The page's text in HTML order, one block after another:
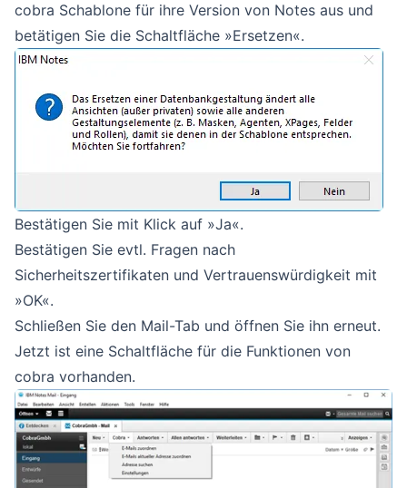
cobra Schablone für ihre Version von Notes aus und
betätigen Sie die Schaltfläche »Ersetzen«.
Bestätigen Sie mit Klick auf »Ja«.
Bestätigen Sie evtl. Fragen nach
Sicherheitszertifikaten und Vertrauenswürdigkeit mit
»OK«.
Schließen Sie den Mail-Tab und öffnen Sie ihn erneut.
Jetzt ist eine Schaltfläche für die Funktionen von
cobra vorhanden.